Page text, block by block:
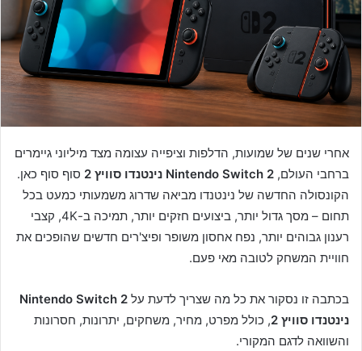
אחרי שנים של שמועות, הדלפות וציפייה עצומה מצד מיליוני גיימרים
ברחבי העולם, Nintendo Switch 2 נינטנדו סוויץ 2
סוף סוף כאן.
הקונסולה החדשה של נינטנדו מביאה שדרוג משמעותי כמעט בכל
תחום – מסך גדול יותר, ביצועים חזקים יותר, תמיכה ב-4K, קצבי
רענון גבוהים יותר, נפח אחסון משופר ופיצ'רים חדשים שהופכים את
חוויית המשחק לטובה מאי פעם.
בכתבה זו נסקור את כל מה שצריך לדעת על Nintendo Switch 2
נינטנדו סוויץ 2
, כולל מפרט, מחיר, משחקים, יתרונות, חסרונות
והשוואה לדגם המקורי.